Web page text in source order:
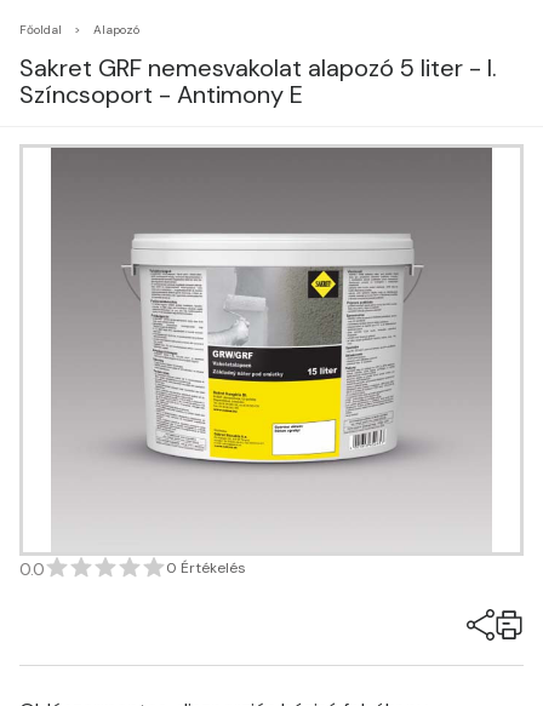
Főoldal Alapozó
Sakret GRF nemesvakolat alapozó 5 liter - I.
Színcsoport - Antimony E
0.0 0 Értékelés